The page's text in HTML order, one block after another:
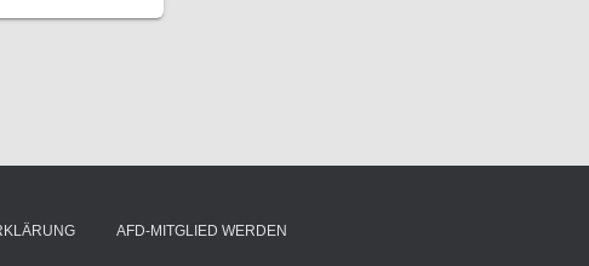
AFD-MITGLIED WERDEN